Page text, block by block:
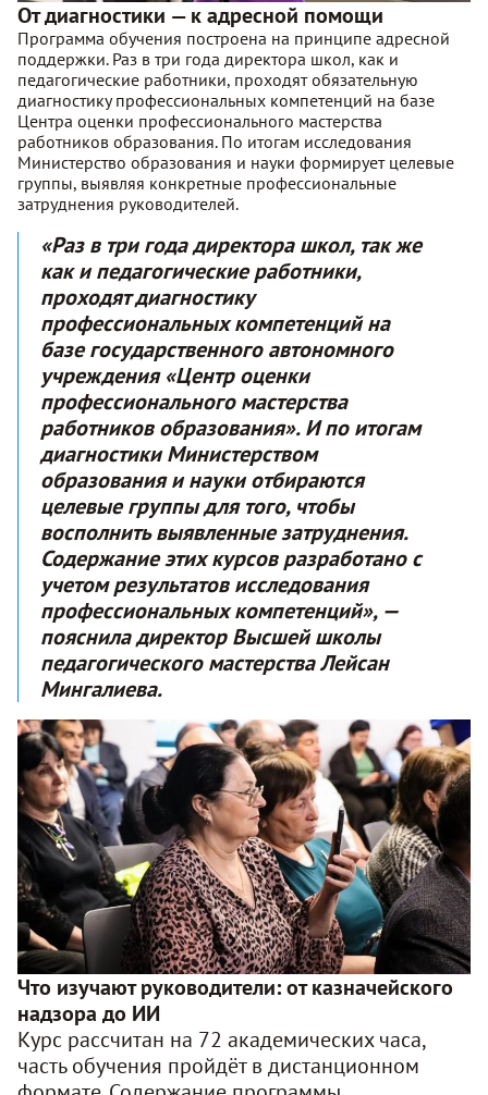
От диагностики — к адресной помощи
Программа обучения построена на принципе адресной
поддержки. Раз в три года директора школ, как и
педагогические работники, проходят обязательную
диагностику профессиональных компетенций на базе
Центра оценки профессионального мастерства
работников образования. По итогам исследования
Министерство образования и науки формирует целевые
группы, выявляя конкретные профессиональные
затруднения руководителей.
«Раз в три года директора школ, так же
как и педагогические работники,
проходят диагностику
профессиональных компетенций на
базе государственного автономного
учреждения «Центр оценки
профессионального мастерства
работников образования». И по итогам
диагностики Министерством
образования и науки отбираются
целевые группы для того, чтобы
восполнить выявленные затруднения.
Содержание этих курсов разработано с
учетом результатов исследования
профессиональных компетенций», —
пояснила директор Высшей школы
педагогического мастерства Лейсан
Мингалиева.
Что изучают руководители: от казначейского
надзора до ИИ
Курс рассчитан на 72 академических часа,
часть обучения пройдёт в дистанционном